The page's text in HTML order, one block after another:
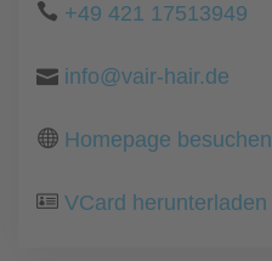
+49 421 17513949
info@vair-hair.de
Homepage besuchen
VCard herunterladen